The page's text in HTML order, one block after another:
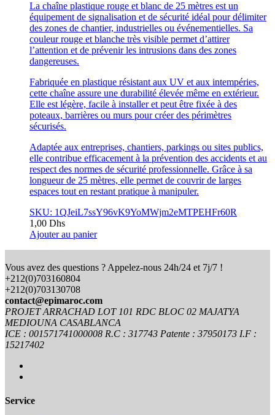
La chaîne plastique rouge et blanc de 25 mètres est un
équipement de signalisation et de sécurité idéal pour délimiter
des zones de chantier, industrielles ou événementielles. Sa
couleur rouge et blanche très visible permet d’attirer
l’attention et de prévenir les intrusions dans des zones
dangereuses.
Fabriquée en plastique résistant aux UV et aux intempéries,
cette chaîne assure une durabilité élevée même en extérieur.
Elle est légère, facile à installer et peut être fixée à des
poteaux, barrières ou murs pour créer des périmètres
sécurisés.
Adaptée aux entreprises, chantiers, parkings ou sites publics,
elle contribue efficacement à la prévention des accidents et au
respect des normes de sécurité professionnelle. Grâce à sa
longueur de 25 mètres, elle permet de couvrir de larges
espaces tout en restant pratique à manipuler.
SKU: 1QJeiL7ssY96vK9YoMWjm2eMTPEHFr60R
1,00 Dhs
Ajouter au panier
Vous avez des questions ? Appelez-nous 24h/24 et 7j/7 !
+212(0)703160804
+212(0)703130708
contact@epimaroc.com
PROJET ARRACHAD LOT 101 RDC BLOC 02 MAJATYA
MEDIOUNA CASABLANCA
ICE : 001571741000008 R.C : 317743 Patente : 37950173 I.F :
15217402
Service